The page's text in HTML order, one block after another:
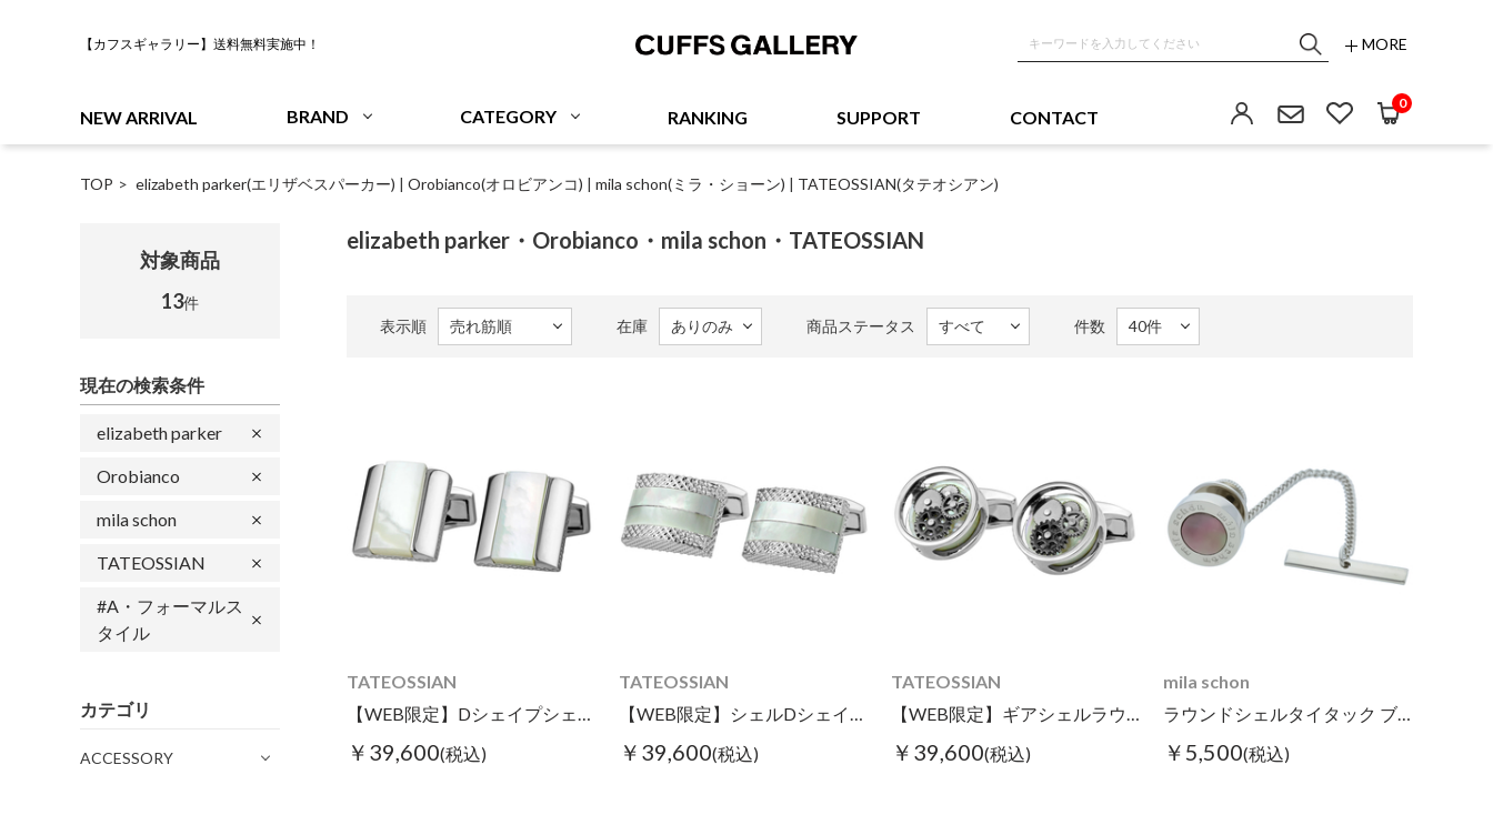
【カフスギャラリー】送料無料実施中！ MORE
NEW ARRIVAL BRAND CATEGORY RANKING SUPPORT CONTACT
0
TOP elizabeth parker(エリザベスパーカー) | Orobianco(オロビアンコ) | mila schon(ミラ・ショーン) | TATEOSSIAN(タテオシアン)
対象商品
13件
現在の検索条件
elizabeth parker
Orobianco
mila schon
TATEOSSIAN
#A・フォーマルス
タイル
カテゴリ
ACCESSORY
elizabeth parker・Orobianco・mila schon・TATEOSSIAN
表示順 在庫 商品ステータス 件数
TATEOSSIAN
【WEB限定】Dシェイプシェルカフス ホワイト
￥39,600(税込)
TATEOSSIAN
【WEB限定】シェルDシェイプカフス ホワイト
￥39,600(税込)
TATEOSSIAN
【WEB限定】ギアシェルラウンドカフス ホワイト
￥39,600(税込)
mila schon
ラウンドシェルタイタック ブラック
￥5,500(税込)